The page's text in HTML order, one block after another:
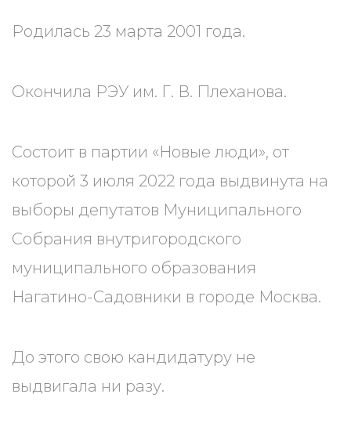
Родилась 23 марта 2001 года.
Окончила РЭУ им. Г. В. Плеханова.
Состоит в партии «Новые люди», от
которой 3 июля 2022 года выдвинута на
выборы депутатов Муниципального
Собрания внутригородского
муниципального образования
Нагатино-Садовники в городе Москва.
До этого свою кандидатуру не
выдвигала ни разу.